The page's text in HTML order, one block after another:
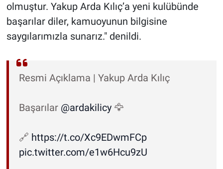
olmuştur. Yakup Arda Kılıç’a yeni kulübünde
başarılar diler, kamuoyunun bilgisine
saygılarımızla sunarız." denildi.
Resmi Açıklama | Yakup Arda Kılıç
Başarılar @ardakilicy🦅
🔗 https://t.co/Xc9EDwmFCp
pic.twitter.com/e1w6Hcu9zU